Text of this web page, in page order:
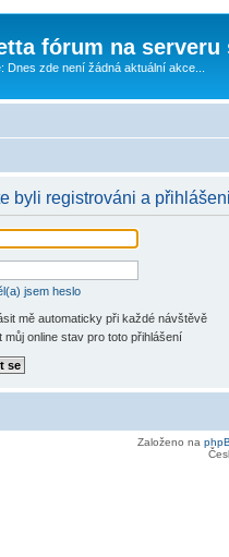
fórum na serveru
Dnes zde není žádná aktuální akce...
byli registrováni a
jsem heslo
mě automaticky při každé návštěvě
můj online stav pro toto přihlášení
Založeno na